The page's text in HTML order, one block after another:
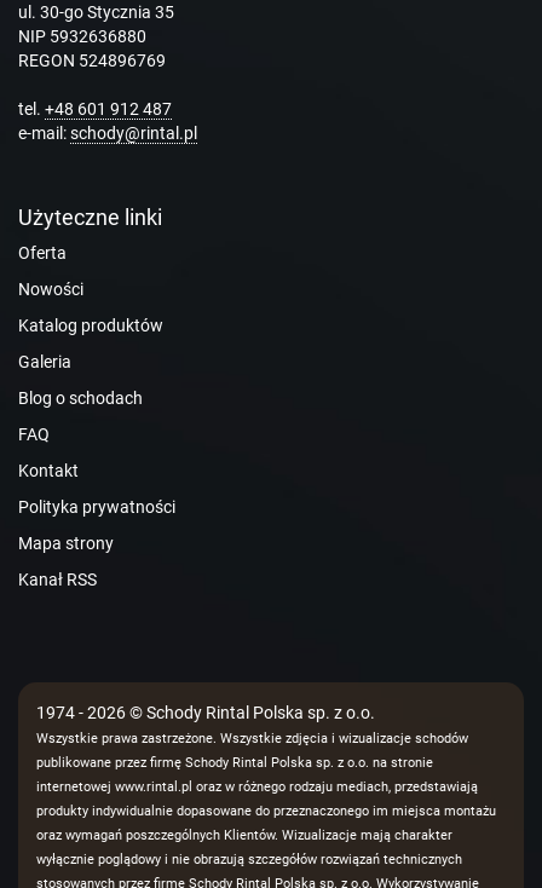
ul. 30-go Stycznia 35
NIP 5932636880
REGON 524896769
tel. +48 601 912 487
e-mail:schody@rintal.pl
Użyteczne linki
Oferta
Nowości
Katalog produktów
Galeria
Blog o schodach
FAQ
Kontakt
Polityka prywatności
Mapa strony
Kanał RSS
1974 - 2026 © Schody Rintal Polska sp. z o.o.
Wszystkie prawa zastrzeżone. Wszystkie zdjęcia i wizualizacje schodów
publikowane przez firmę Schody Rintal Polska sp. z o.o. na stronie
internetowej www.rintal.pl oraz w różnego rodzaju mediach, przedstawiają
produkty indywidualnie dopasowane do przeznaczonego im miejsca montażu
oraz wymagań poszczególnych Klientów. Wizualizacje mają charakter
wyłącznie poglądowy i nie obrazują szczegółów rozwiązań technicznych
stosowanych przez firmę Schody Rintal Polska sp. z o.o. Wykorzystywanie